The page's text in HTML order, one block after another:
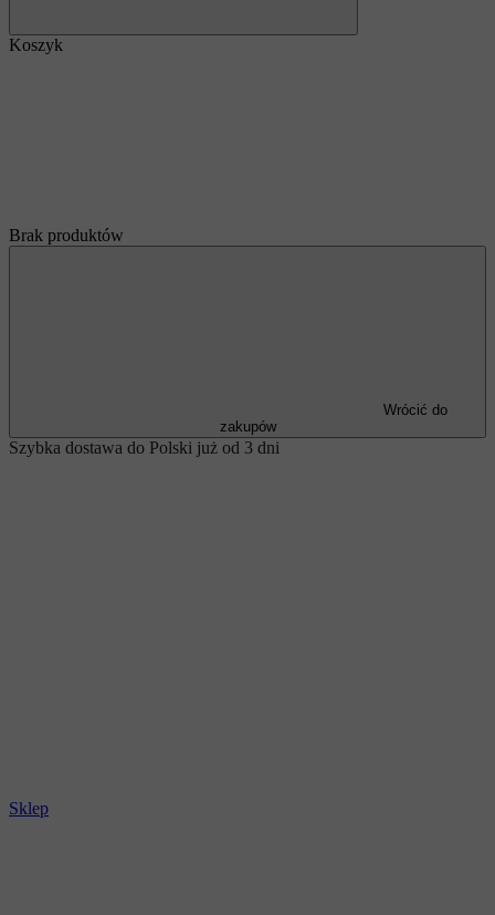
Koszyk
Brak produktów
Wrócić do
zakupów
Szybka dostawa do Polski już od 3 dni
Sklep